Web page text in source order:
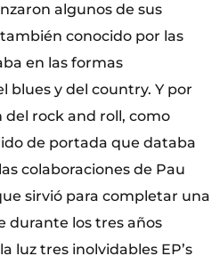
algunos de sus
conocido por las
en las formas
blues y del country. Y por
rock and roll, como
de portada que databa
colaboraciones de Pau
sirvió para completar una
durante los tres años
luz tres inolvidables EP’s